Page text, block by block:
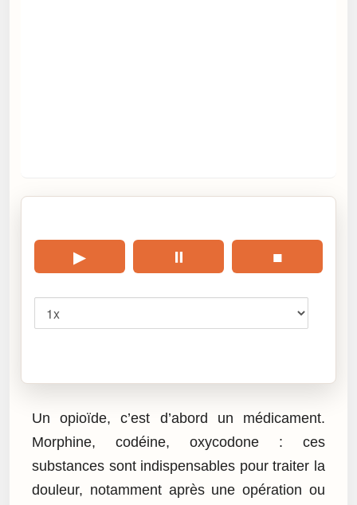
▶ ⏸ ■
Un opioïde, c’est d’abord un médicament.
Morphine, codéine, oxycodone : ces
substances sont indispensables pour traiter la
douleur, notamment après une opération ou